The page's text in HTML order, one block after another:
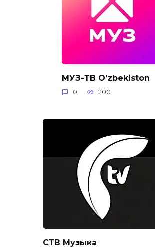
МУЗ-ТВ O’zbekiston
0 200
СТВ Музыка